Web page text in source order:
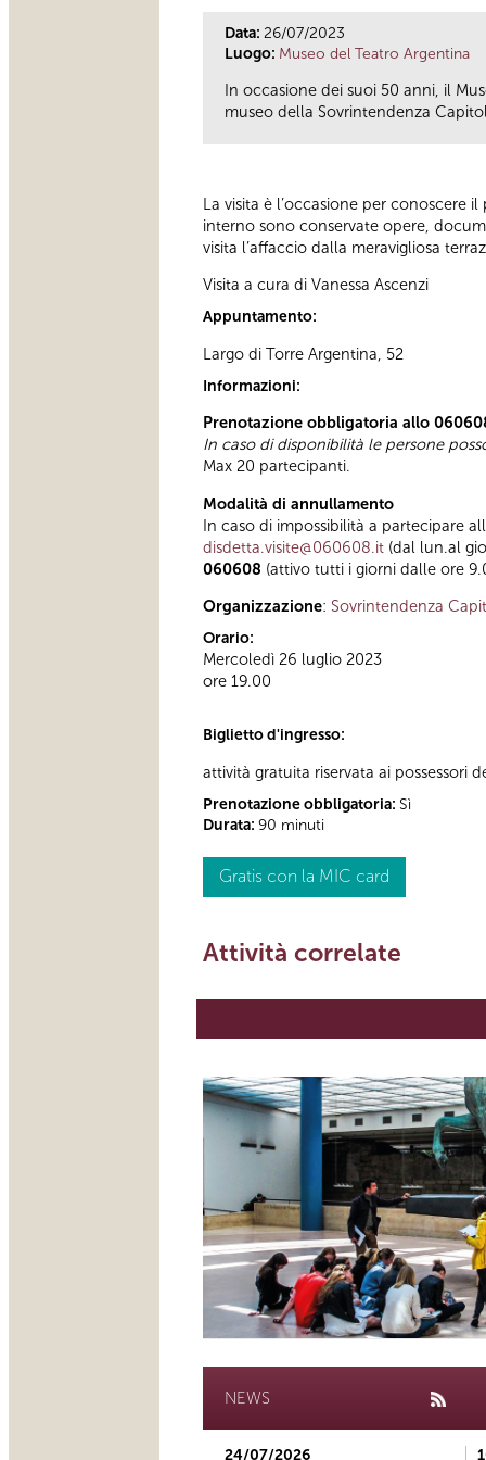
Data: 26/07/2023
Luogo: Museo del Teatro Argentina
In occasione dei suoi 50 anni, il
museo della Sovrintendenza
La visita è l’occasione per conoscere
interno sono conservate opere,
visita l’affaccio dalla meravigliosa
Visita a cura di Vanessa Ascenzi
Appuntamento:
Largo di Torre Argentina, 52
Informazioni:
Prenotazione obbligatoria allo
In caso di disponibilità le persone
Max 20 partecipanti.
Modalità di annullamento
In caso di impossibilità a partecipare
disdetta.visite@060608.it (dal lun.al
060608 (attivo tutti i giorni dalle ore
Organizzazione: Sovrintendenza
Orario:
Mercoledì 26 luglio 2023
ore 19.00
Biglietto d'ingresso:
attività gratuita riservata ai possessori
Prenotazione obbligatoria: Sì
Durata: 90 minuti
Gratis con la MIC card
Attività correlate
NEWS
24/07/2026